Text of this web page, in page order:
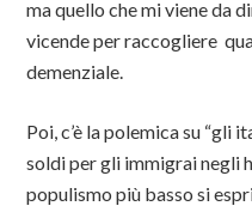
ma quello che mi viene da
vicende per raccogliere
demenziale.
Poi, c’è la polemica su “gli
soldi per gli immigrai negli
populismo più basso si